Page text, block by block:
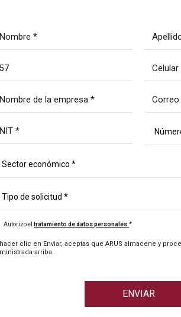
Autorizo el tratamiento de datos personales.*
clic en Enviar, aceptas que ARUS almacene y
arriba.